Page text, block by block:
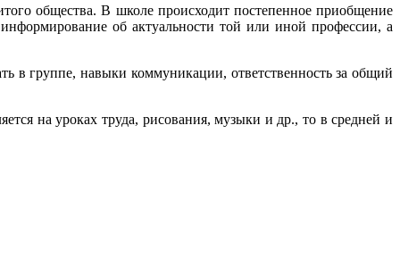
общества. В школе происходит постепенное приобщение
об актуальности той или иной профессии, а
в группе, навыки коммуникации, ответственность за общий
на уроках труда, рисования, музыки и др., то в средней и